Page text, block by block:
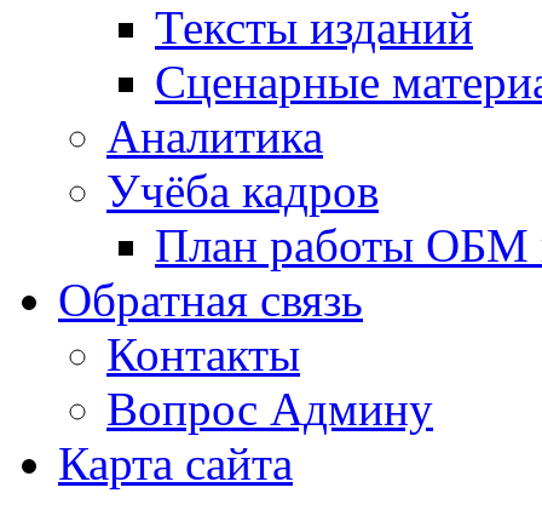
Тексты изданий
Сценарные
Аналитика
Учёба кадров
План работы ОБМ
Обратная связь
Контакты
Вопрос Админу
Карта сайта